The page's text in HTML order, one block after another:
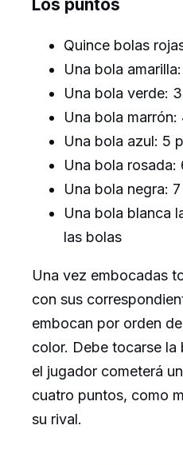
Los puntos
Quince bolas
Una bola
Una bola verde:
Una bola marrón:
Una bola azul: 5
Una bola rosada:
Una bola negra:
Una bola blanca
las bolas
​Una vez embocadas
con sus
embocan por orden
color. Debe tocarse
el jugador cometerá
cuatro puntos, como
su rival.